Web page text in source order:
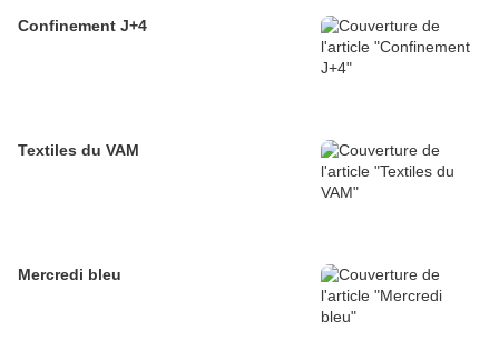
Confinement J+4
Textiles du VAM
Mercredi bleu